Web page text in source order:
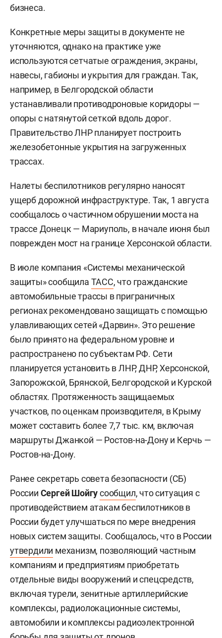
бизнеса.
Конкретные меры защиты в документе не
уточняются, однако на практике уже
используются сетчатые ограждения, экраны,
навесы, габионы и укрытия для граждан. Так,
например, в Белгородской области
устанавливали противодроновые коридоры —
опоры с натянутой сеткой вдоль дорог.
Правительство ЛНР планирует построить
железобетонные укрытия на загруженных
трассах.
Налеты беспилотников регулярно наносят
ущерб дорожной инфраструктуре. Так, 1 августа
сообщалось о частичном обрушении моста на
трассе Донецк — Мариуполь, в начале июня был
поврежден мост на границе Херсонской области.
В июле компания «Системы механической
защиты» сообщила ТАСС, что гражданские
автомобильные трассы в приграничных
регионах рекомендовано защищать с помощью
улавливающих сетей «Дарвин». Это решение
было принято на федеральном уровне и
распространено по субъектам РФ. Сети
планируется установить в ЛНР, ДНР, Херсонской,
Запорожской, Брянской, Белгородской и Курской
областях. Протяженность защищаемых
участков, по оценкам производителя, в Крыму
может составить более 7,7 тыс. км, включая
маршруты Джанкой — Ростов-на-Дону и Керчь —
Ростов-на-Дону.
Ранее секретарь совета безопасности (СБ)
России Сергей Шойгусообщил, что ситуация с
противодействием атакам беспилотников в
России будет улучшаться по мере внедрения
новых систем защиты. Сообщалось, что в России
утвердили механизм, позволяющий частным
компаниям и предприятиям приобретать
отдельные виды вооружений и спецсредств,
включая турели, зенитные артиллерийские
комплексы, радиолокационные системы,
автомобили и комплексы радиоэлектронной